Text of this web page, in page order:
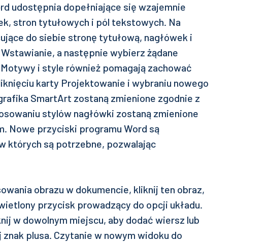
udostępnia dopełniające się wzajemnie
stron tytułowych i pól tekstowych. Na
do siebie stronę tytułową, nagłówek i
a następnie wybierz żądane
i style również pomagają zachować
karty Projektowanie i wybraniu nowego
SmartArt zostaną zmienione zgodnie z
stylów nagłówki zostaną zmienione
Nowe przyciski programu Word są
których są potrzebne, pozwalając
obrazu w dokumencie, kliknij ten obraz,
przycisk prowadzący do opcji układu.
w dowolnym miejscu, aby dodać wiersz lub
plusa. Czytanie w nowym widoku do